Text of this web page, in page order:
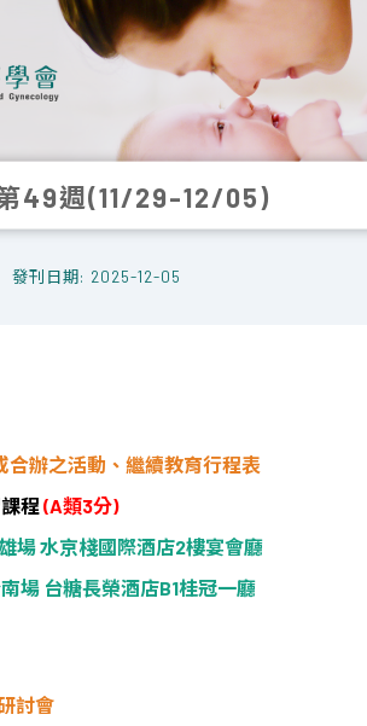
49週(11/29-12/05)
發刊日期: 2025-12-05
合辦之活動、繼續教育行程表
程 (A類3分)
場水京棧國際酒店2樓宴會廳
場 台糖長榮酒店B1桂冠一廳
討會